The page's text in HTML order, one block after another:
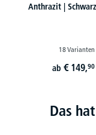
Anthrazit |
18
ab € 149,90
Das